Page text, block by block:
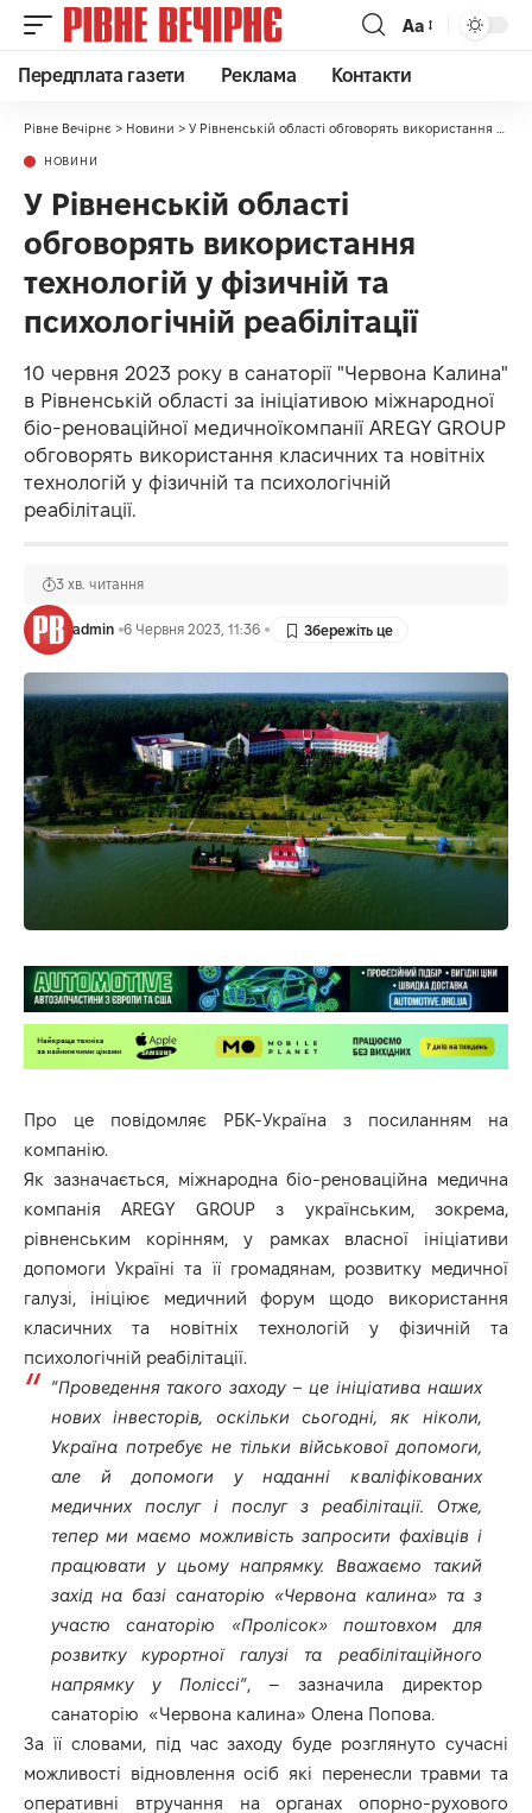
Аа
Передплата газети Реклама Контакти
Рівне Вечірнє > Новини > У Рівненській області обговорять використання технологій у фізичній та психологічній реабілітації
НОВИНИ
У Рівненській області
обговорять використання
технологій у фізичній та
психологічній реабілітації
10 червня 2023 року в санаторії "Червона Калина"
в Рівненській області за ініціативою міжнародної
біо-реноваційної медичноїкомпанії AREGY GROUP
обговорять використання класичних та новітніх
технологій у фізичній та психологічній
реабілітації.
admin 6 Червня 2023, 11:36
3 хв. читання
Про це повідомляє РБК-Україна з посиланням на
компанію.
Як зазначається, міжнародна біо-реноваційна медична
компанія AREGY GROUP з українським, зокрема,
рівненським корінням, у рамках власної ініціативи
допомоги Україні та її громадянам, розвитку медичної
галузі, ініціює медичний форум щодо використання
класичних та новітніх технологій у фізичній та
психологічній реабілітації.
“Проведення такого заходу – це ініціатива наших
нових інвесторів, оскільки сьогодні, як ніколи,
Україна потребує не тільки військової допомоги,
але й допомоги у наданні кваліфікованих
медичних послуг і послуг з реабілітації. Отже,
тепер ми маємо можливість запросити фахівців і
працювати у цьому напрямку. Вважаємо такий
захід на базі санаторію «Червона калина» та з
участю санаторію «Пролісок» поштовхом для
розвитку курортної галузі та реабілітаційного
напрямку у Поліссі“, – зазначила директор
санаторію «Червона калина» Олена Попова.
За її словами, під час заходу буде розглянуто сучасні
можливості відновлення осіб які перенесли травми та
оперативні втручання на органах опорно-рухового